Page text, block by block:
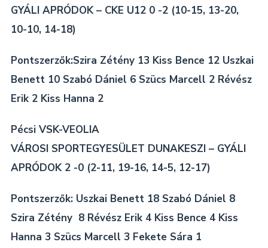
GYÁLI APRÓDOK – CKE U12 0 -2 (10-15, 13-20,
10-10, 14-18)
Pontszerzők:Szira Zétény 13 Kiss Bence 12 Uszkai
Benett 10 Szabó Dániel 6 Szücs Marcell 2 Révész
Erik 2 Kiss Hanna 2
Pécsi VSK-VEOLIA
VÁROSI SPORTEGYESÜLET DUNAKESZI – GYÁLI
APRÓDOK 2 -0 (2-11, 19-16, 14-5, 12-17)
Pontszerzők: Uszkai Benett 18 Szabó Dániel 8
Szira Zétény 8 Révész Erik 4 Kiss Bence 4 Kiss
Hanna 3 Szücs Marcell 3 Fekete Sára 1